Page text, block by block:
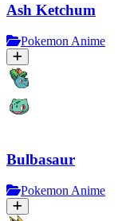
Ash Ketchum
Pokemon Anime
Bulbasaur
Pokemon Anime